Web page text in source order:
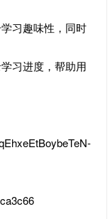
习趣味性，同时
习进度，帮助用